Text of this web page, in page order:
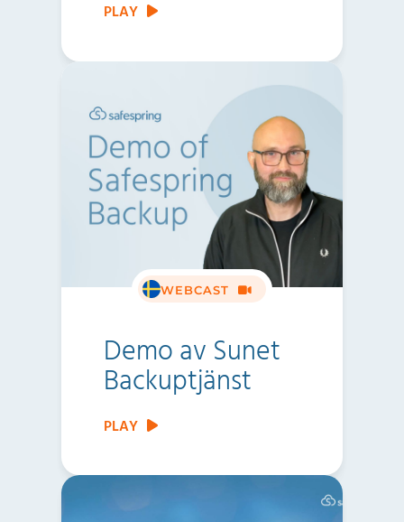
PLAY
WEBCAST
Demo av Sunet
Backuptjänst
PLAY